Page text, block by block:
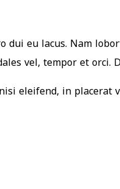
dui eu lacus. Nam
vel, tempor et orci.
eleifend, in placerat